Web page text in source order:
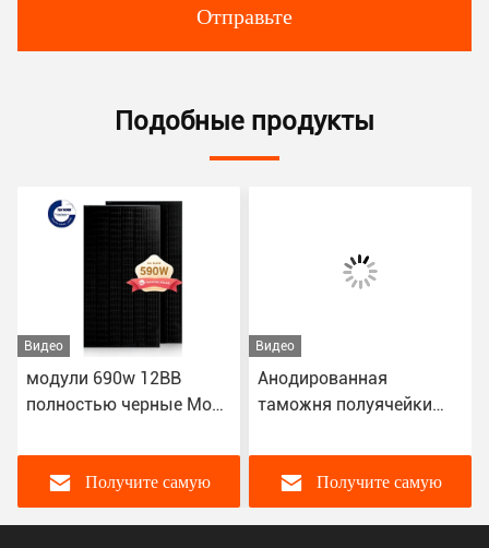
Отправьте
Подобные продукты
Видео
модули 690w 12BB
полностью черные Mono
соединителем MC4
Получите самую
Видео
Анодированная
таможня полуячейки
батарей PERC
алюминиевого сплава
кристаллическая Mono
Получите самую